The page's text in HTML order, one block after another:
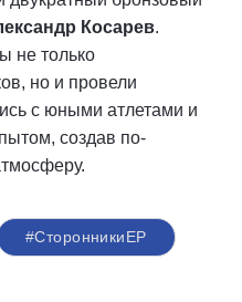
Косарев.
не только
но и провели
с юными атлетами и
создав по-
#СторонникиЕР